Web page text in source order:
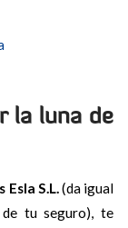
la luna de
Esla S.L.(da igual
tu seguro), te